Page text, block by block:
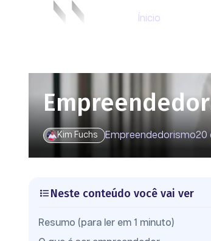
Ínicio
Kim Fuchs Empreendedorismo20
Neste conteúdo você vai ver
Resumo (para ler em 1 minuto)